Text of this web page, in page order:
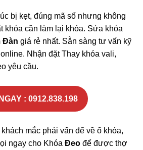
bị kẹt, đúng mã số nhưng không
khóa cần làm lại khóa. Sửa khóa
Đàngiá rẻ nhất. Sẵn sàng tư vấn kỹ
Nhận đặt Thay khóa vali,
yêu cầu.
: 0912.838.198
mắc phải vấn để về ổ khóa,
ngay cho KhóaĐeođể được thợ